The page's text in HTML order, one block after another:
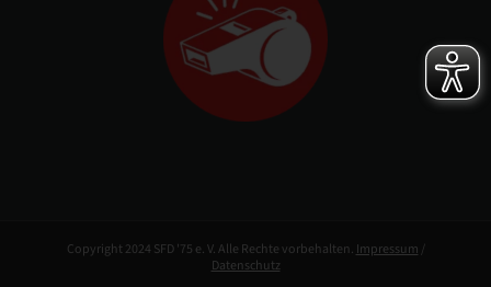
Copyright 2024 SFD '75 e. V. Alle Rechte vorbehalten.Impressum /
Datenschutz